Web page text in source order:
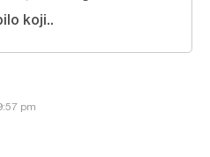
pm
koji..